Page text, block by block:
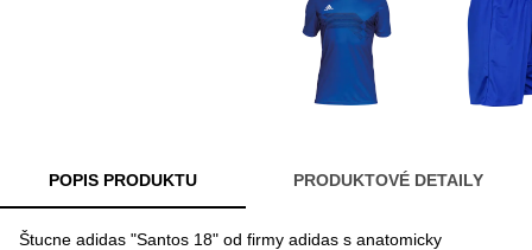
POPIS PRODUKTU PRODUKTOVÉ DETAILY
Štucne adidas "Santos 18" od firmy adidas s anatomicky